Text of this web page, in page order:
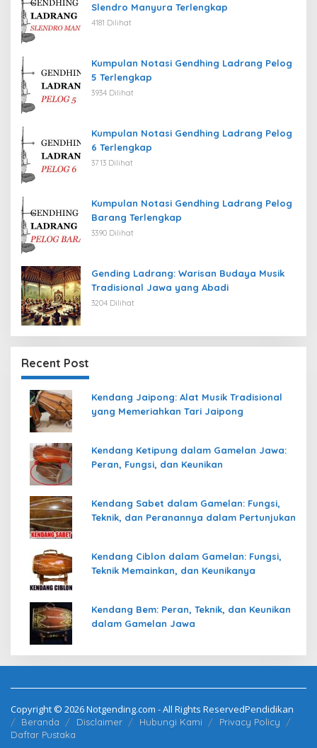
Slendro Manyura Terlengkap
4181 Dilihat
Kumpulan Notasi Gendhing Ladrang Pelog
5 Terlengkap
3934 Dilihat
Kumpulan Notasi Gendhing Ladrang Pelog
6 Terlengkap
3713 Dilihat
Kumpulan Notasi Gendhing Ladrang Pelog
Barang Terlengkap
3390 Dilihat
Gending Ladrang: Warisan Budaya Musik
Tradisional Jawa yang Abadi
3204 Dilihat
Recent Post
Kendang Jaipong: Alat Musik Tradisional
yang Memeriahkan Tari Jaipong
Kendang Ketipung dalam Gamelan Jawa:
Peran, Fungsi, dan Keunikan
Kendang Sabet dalam Gamelan: Fungsi,
Teknik, dan Peranannya dalam Pertunjukan
Kendang Ciblon dalam Gamelan: Fungsi,
Teknik Memainkan, dan Keunikanya
Kendang Bem: Peran, Teknik, dan Keunikan
dalam Gamelan Jawa
Copyright © 2026 Notgending.com - All Rights ReservedPendidikan
Beranda Disclaimer Hubungi Kami
Privacy Policy
Daftar Pustaka